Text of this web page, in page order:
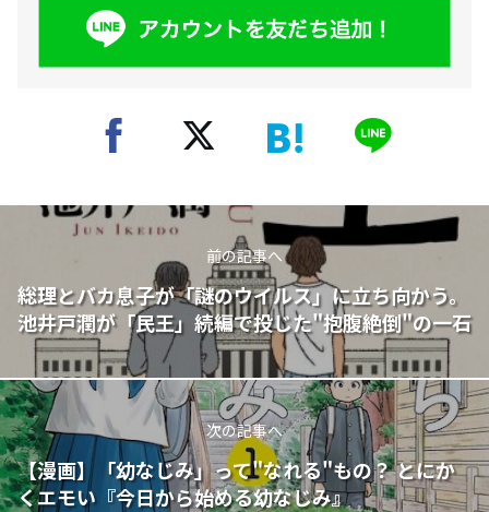
前の記事へ
総理とバカ息子が「謎のウイルス」に立ち向かう。
池井戸潤が「民王」続編で投じた"抱腹絶倒"の一石
次の記事へ
【漫画】「幼なじみ」って"なれる"もの？ とにか
くエモい『今日から始める幼なじみ』